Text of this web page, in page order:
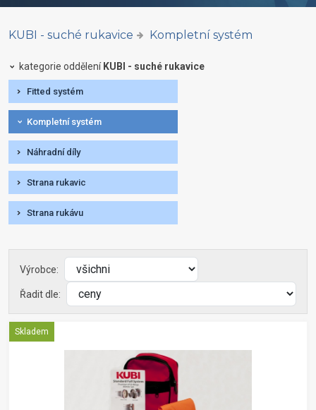
KUBI - suché rukavice Kompletní systém
kategorie oddělení KUBI - suché rukavice
Fitted systém
Kompletní systém
Náhradní díly
Strana rukavic
Strana rukávu
Výrobce:
Řadit dle:
Skladem